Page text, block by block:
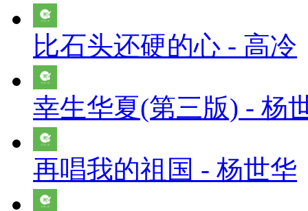
比石头还硬的心 - 高冷
幸生华夏(第三版) - 杨
再唱我的祖国 - 杨世华